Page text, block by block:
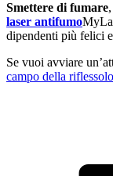
Smettere di fumare,
laser antifumo
dipendenti più felici
Se vuoi avviare
campo della